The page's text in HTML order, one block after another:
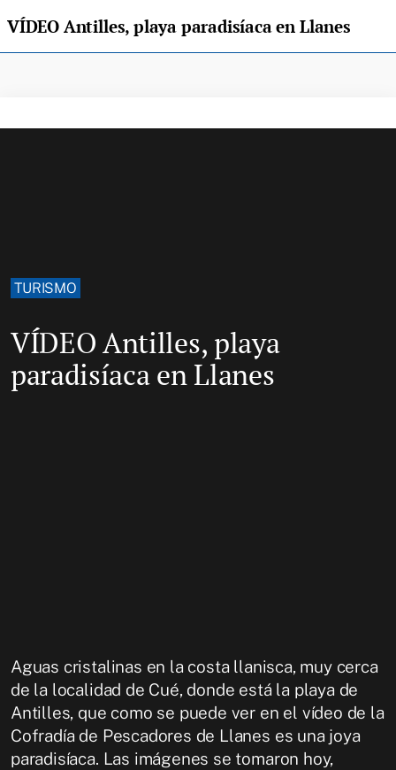
VÍDEO Antilles, playa paradisíaca en Llanes
TURISMO
VÍDEO Antilles, playa
paradisíaca en Llanes
Aguas cristalinas en la costa llanisca, muy cerca
de la localidad de Cué, donde está la playa de
Antilles, que como se puede ver en el vídeo de la
Cofradía de Pescadores de Llanes es una joya
paradisíaca. Las imágenes se tomaron hoy,